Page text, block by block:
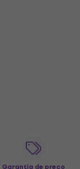
Garantia de preço